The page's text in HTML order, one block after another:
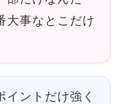
事なとこだけ
イントだけ強く